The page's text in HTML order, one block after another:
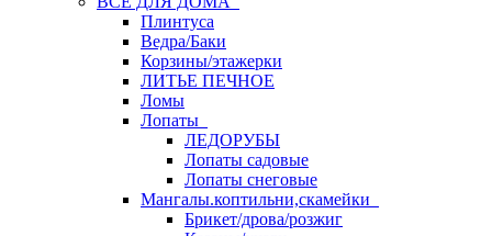
Плинтуса
Ведра/Баки
Корзины/этажерки
ЛИТЬЕ ПЕЧНОЕ
Ломы
Лопаты
ЛЕДОРУБЫ
Лопаты садовые
Лопаты снеговые
Мангалы.коптильни,скамейки
Брикет/дрова/розжиг